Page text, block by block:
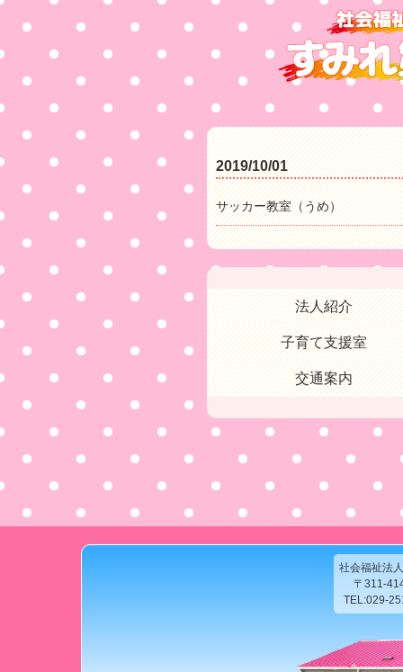
2019/10/01
サッカー教室（うめ）
法人紹介
子育て支援室
交通案内
社会福祉法
〒311-
TEL:029-